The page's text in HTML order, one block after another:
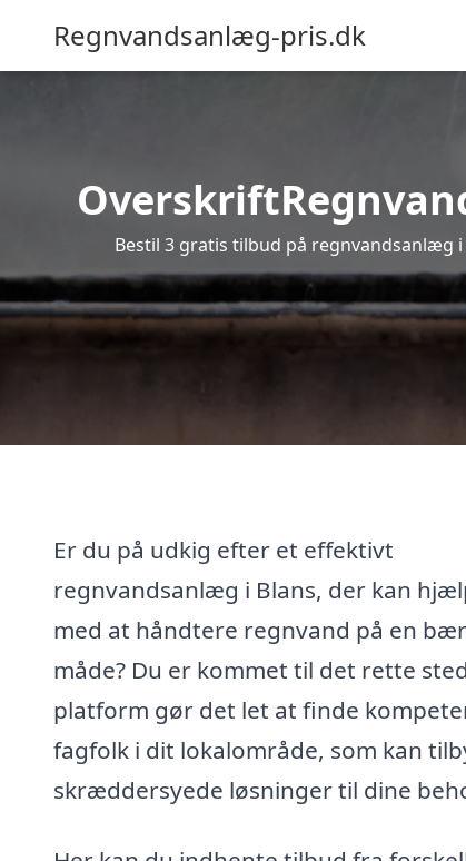
Regnvandsanlæg-pris.dk
Bestil 3 gratis tilbud på regnvandsanlæg
Er du på udkig efter et effektivt
regnvandsanlæg i Blans, der kan
med at håndtere regnvand på en
måde? Du er kommet til det rette
platform gør det let at finde
fagfolk i dit lokalområde, som kan
skræddersyede løsninger til dine